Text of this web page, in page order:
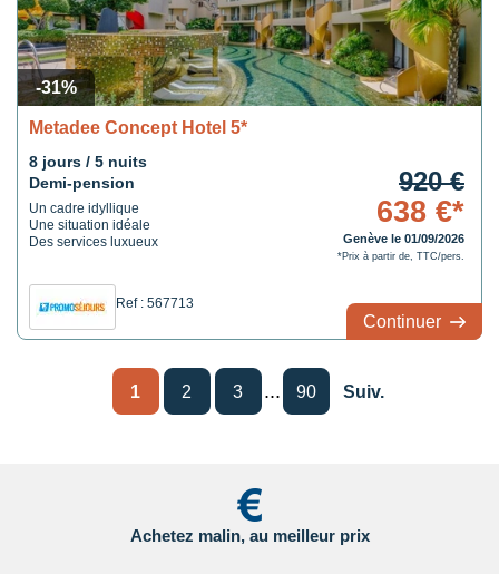
-31%
Metadee Concept Hotel 5*
8 jours / 5 nuits
Demi-pension
Un cadre idyllique
Une situation idéale
Des services luxueux
Ref : 567713
920 €
638 €*
Genève le 01/09/2026
*Prix à partir de, TTC/pers.
Continuer
1 2 3 ... 90 Suiv.
Achetez malin, au meilleur prix